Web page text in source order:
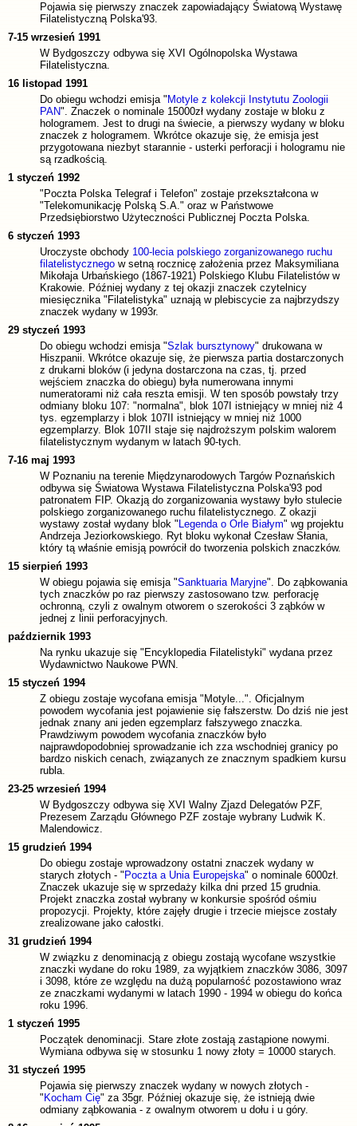
Pojawia się pierwszy znaczek zapowiadający Światową Wystawę
Filatelistyczną Polska'93.
7-15 wrzesień 1991
W Bydgoszczy odbywa się XVI Ogólnopolska Wystawa
Filatelistyczna.
16 listopad 1991
Do obiegu wchodzi emisja " Motyle z kolekcji Instytutu Zoologii
PAN". Znaczek o nominale 15000zł wydany zostaje w bloku z
hologramem. Jest to drugi na świecie, a pierwszy wydany w bloku
znaczek z hologramem. Wkrótce okazuje się, że emisja jest
przygotowana niezbyt starannie - usterki perforacji i hologramu nie
są rzadkością.
1 styczeń 1992
"Poczta Polska Telegraf i Telefon" zostaje przekształcona w
"Telekomunikację Polską S.A." oraz w Państwowe
Przedsiębiorstwo Użyteczności Publicznej Poczta Polska.
6 styczeń 1993
Uroczyste obchody 100-lecia polskiego zorganizowanego ruchu
filatelistycznego w setną rocznicę założenia przez Maksymiliana
Mikołaja Urbańskiego (1867-1921) Polskiego Klubu Filatelistów w
Krakowie. Później wydany z tej okazji znaczek czytelnicy
miesięcznika "Filatelistyka" uznają w plebiscycie za najbrzydszy
znaczek wydany w 1993r.
29 styczeń 1993
Do obiegu wchodzi emisja "Szlak bursztynowy" drukowana w
Hiszpanii. Wkrótce okazuje się, że pierwsza partia dostarczonych
z drukarni bloków (i jedyna dostarczona na czas, tj. przed
wejściem znaczka do obiegu) była numerowana innymi
numeratorami niż cała reszta emisji. W ten sposób powstały trzy
odmiany bloku 107: "normalna", blok 107I istniejący w mniej niż 4
tys. egzemplarzy i blok 107II istniejący w mniej niż 1000
egzemplarzy. Blok 107II staje się najdroższym polskim walorem
filatelistycznym wydanym w latach 90-tych.
7-16 maj 1993
W Poznaniu na terenie Międzynarodowych Targów Poznańskich
odbywa się Światowa Wystawa Filatelistyczna Polska'93 pod
patronatem FIP. Okazją do zorganizowania wystawy było stulecie
polskiego zorganizowanego ruchu filatelistycznego. Z okazji
wystawy został wydany blok " Legenda o Orle Białym" wg projektu
Andrzeja Jeziorkowskiego. Ryt bloku wykonał Czesław Słania,
który tą właśnie emisją powrócił do tworzenia polskich znaczków.
15 sierpień 1993
W obiegu pojawia się emisja "Sanktuaria Maryjne". Do ząbkowania
tych znaczków po raz pierwszy zastosowano tzw. perforację
ochronną, czyli z owalnym otworem o szerokości 3 ząbków w
jednej z linii perforacyjnych.
październik 1993
Na rynku ukazuje się "Encyklopedia Filatelistyki" wydana przez
Wydawnictwo Naukowe PWN.
15 styczeń 1994
Z obiegu zostaje wycofana emisja "Motyle...". Oficjalnym
powodem wycofania jest pojawienie się fałszerstw. Do dziś nie jest
jednak znany ani jeden egzemplarz fałszywego znaczka.
Prawdziwym powodem wycofania znaczków było
najprawdopodobniej sprowadzanie ich zza wschodniej granicy po
bardzo niskich cenach, związanych ze znacznym spadkiem kursu
rubla.
23-25 wrzesień 1994
W Bydgoszczy odbywa się XVI Walny Zjazd Delegatów PZF,
Prezesem Zarządu Głównego PZF zostaje wybrany Ludwik K.
Malendowicz.
15 grudzień 1994
Do obiegu zostaje wprowadzony ostatni znaczek wydany w
starych złotych - " Poczta a Unia Europejska" o nominale 6000zł.
Znaczek ukazuje się w sprzedaży kilka dni przed 15 grudnia.
Projekt znaczka został wybrany w konkursie spośród ośmiu
propozycji. Projekty, które zajęły drugie i trzecie miejsce zostały
zrealizowane jako całostki.
31 grudzień 1994
W związku z denominacją z obiegu zostają wycofane wszystkie
znaczki wydane do roku 1989, za wyjątkiem znaczków 3086, 3097
i 3098, które ze względu na dużą popularność pozostawiono wraz
ze znaczkami wydanymi w latach 1990 - 1994 w obiegu do końca
roku 1996.
1 styczeń 1995
Początek denominacji. Stare złote zostają zastąpione nowymi.
Wymiana odbywa się w stosunku 1 nowy złoty = 10000 starych.
31 styczeń 1995
Pojawia się pierwszy znaczek wydany w nowych złotych -
" Kocham Cię" za 35gr. Później okazuje się, że istnieją dwie
odmiany ząbkowania - z owalnym otworem u dołu i u góry.